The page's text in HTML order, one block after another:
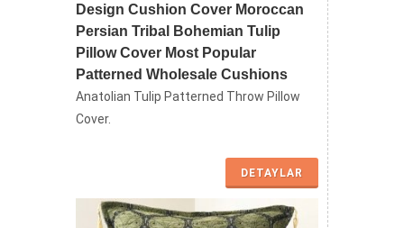
Design Cushion Cover Moroccan
Persian Tribal Bohemian Tulip
Pillow Cover Most Popular
Patterned Wholesale Cushions
Anatolian Tulip Patterned Throw Pillow
Cover.
DETAYLAR